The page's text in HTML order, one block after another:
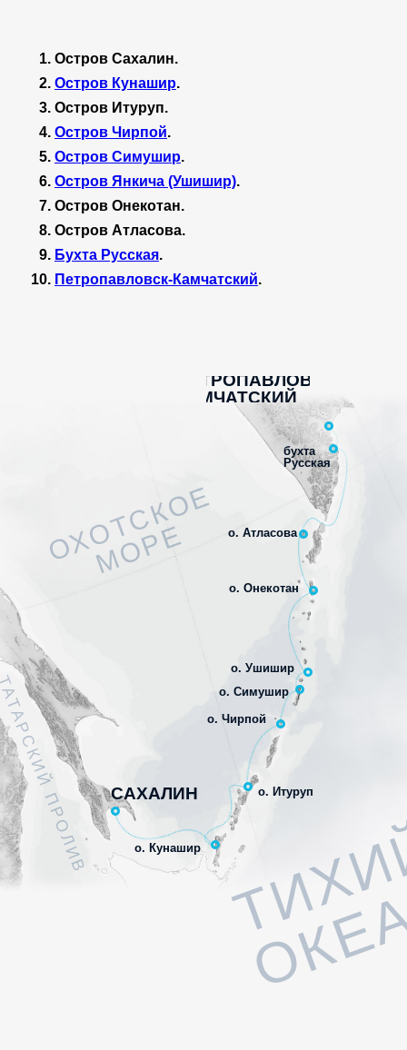
ОХОТСКОЕ
МОРЕ
ПРОЛИВ
Остров Сахалин.
Остров Кунашир.
Остров Итуруп.
Остров Чирпой.
Остров Симушир.
Остров Янкича (Ушишир).
Остров Онекотан.
Остров Атласова.
Бухта Русская.
Петропавловск-Камчатский.
САХАЛИН
о. Кунашир
о. Итуруп
о. Чирпой
о. Симушир
о. Ушишир
о. Онекотан
о. Атласова
бухта
Русская
ПЕТРОПАВЛОВСК-
КАМЧАТСКИЙ